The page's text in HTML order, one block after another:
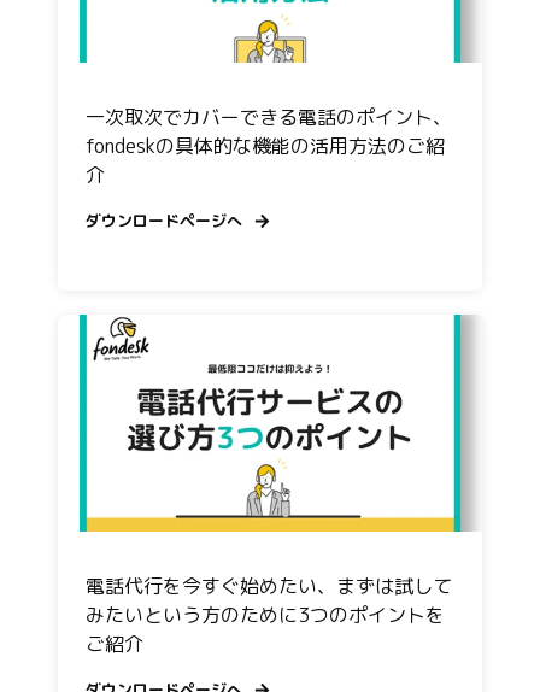
⼀次取次でカバーできる電話のポイント、
fondeskの具体的な機能の活用方法のご紹
介
ダウンロードページへ
電話代行を今すぐ始めたい、まずは試して
みたいという⽅のために3つのポイントを
ご紹介